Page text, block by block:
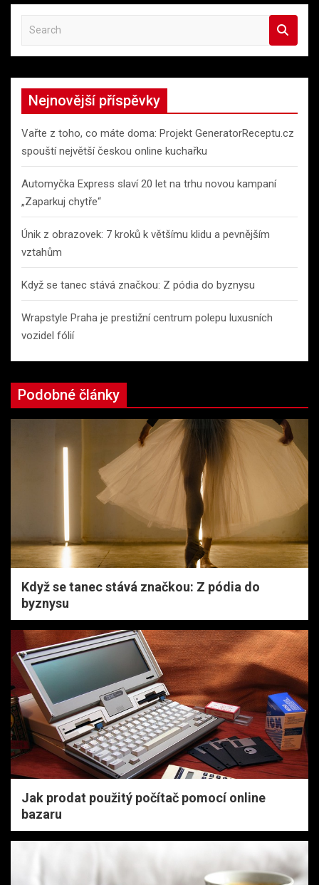
a
r
h
Nejnovější příspěvky
Vařte z toho, co máte doma: Projekt GeneratorReceptu.cz
spouští největší českou online kuchařku
Automyčka Express slaví 20 let na trhu novou kampaní
„Zaparkuj chytře“
Únik z obrazovek: 7 kroků k většímu klidu a pevnějším
vztahům
Když se tanec stává značkou: Z pódia do byznysu
Wrapstyle Praha je prestižní centrum polepu luxusních
vozidel fólií
Podobné články
Když se tanec stává značkou: Z pódia do
byznysu
Jak prodat použitý počítač pomocí online
bazaru